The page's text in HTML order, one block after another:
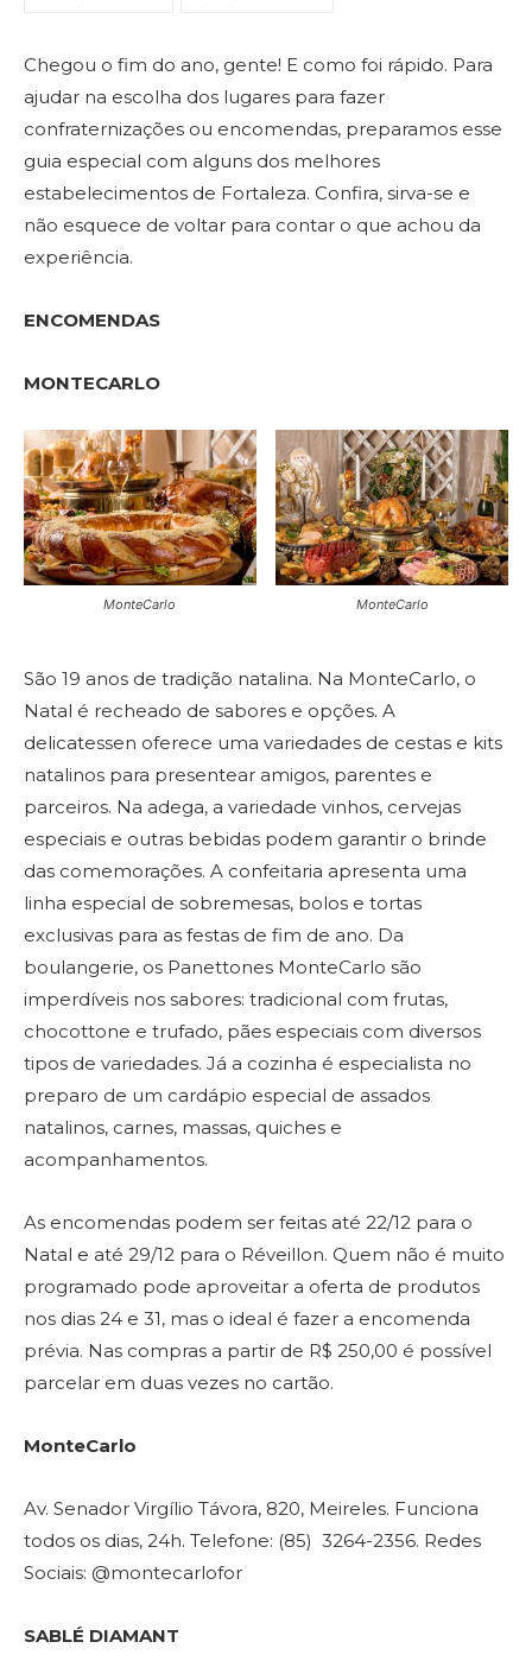
Chegou o fim do ano, gente! E como foi rápido. Para
ajudar na escolha dos lugares para fazer
confraternizações ou encomendas, preparamos esse
guia especial com alguns dos melhores
estabelecimentos de Fortaleza. Confira, sirva-se e
não esquece de voltar para contar o que achou da
experiência.
ENCOMENDAS
MONTECARLO
MonteCarlo MonteCarlo
São 19 anos de tradição natalina. Na MonteCarlo, o
Natal é recheado de sabores e opções. A
delicatessen oferece uma variedades de cestas e kits
natalinos para presentear amigos, parentes e
parceiros. Na adega, a variedade vinhos, cervejas
especiais e outras bebidas podem garantir o brinde
das comemorações. A confeitaria apresenta uma
linha especial de sobremesas, bolos e tortas
exclusivas para as festas de fim de ano. Da
boulangerie, os Panettones MonteCarlo são
imperdíveis nos sabores: tradicional com frutas,
chocottone e trufado, pães especiais com diversos
tipos de variedades. Já a cozinha é especialista no
preparo de um cardápio especial de assados
natalinos, carnes, massas, quiches e
acompanhamentos.
As encomendas podem ser feitas até 22/12 para o
Natal e até 29/12 para o Réveillon. Quem não é muito
programado pode aproveitar a oferta de produtos
nos dias 24 e 31, mas o ideal é fazer a encomenda
prévia. Nas compras a partir de R$ 250,00 é possível
parcelar em duas vezes no cartão.
MonteCarlo
Av. Senador Virgílio Távora, 820, Meireles. Funciona
todos os dias, 24h. Telefone: (85) 3264-2356. Redes
Sociais: @montecarlofor
SABLÉ DIAMANT